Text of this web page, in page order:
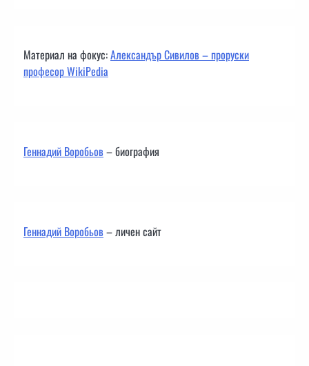
Материал на фокус:Александър Сивилов – проруски
професор WikiPedia
Геннадий Воробьов– биография
Геннадий Воробьов– личен сайт